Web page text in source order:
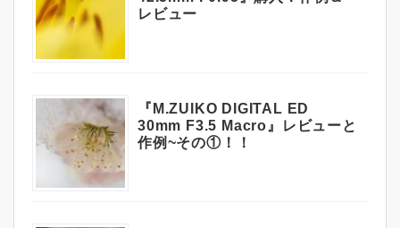
レビュー
『M.ZUIKO DIGITAL ED
30mm F3.5 Macro』レビューと
作例~その①！！